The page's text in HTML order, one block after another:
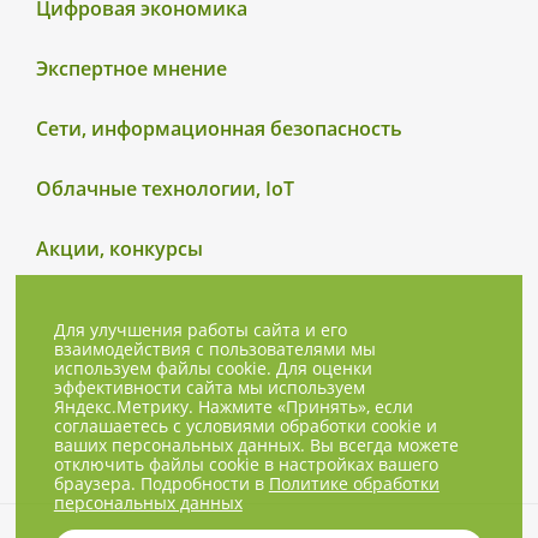
Цифровая экономика
Экспертное мнение
Сети, информационная безопасность
Облачные технологии, IoT
Акции, конкурсы
Для улучшения работы сайта и его
взаимодействия с пользователями мы
используем файлы cookie. Для оценки
эффективности сайта мы используем
Яндекс.Метрику. Нажмите «Принять», если
соглашаетесь с условиями обработки cookie и
ваших персональных данных. Вы всегда можете
отключить файлы cookie в настройках вашего
браузера. Подробности в Политике обработки
персональных данных